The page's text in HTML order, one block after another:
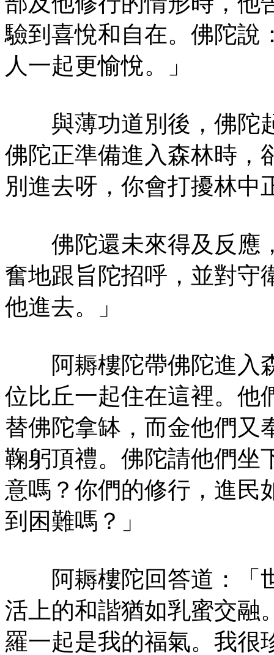
驗到喜悅和自在。佛陀說
人一起更愉悅。」
與薄功道別後，佛陀
佛陀正準備進入森林時，
別進去呀，你會打擾林中
佛陀還未來得及反應
奮地跟旨陀招呼，並對守
他進去。」
阿耨樓陀帶佛陀進入
位比丘一起住在這裡。他
替佛陀拿缽，而金他們又
鞠躬頂禮。佛陀請他們坐
意嗎？你們的修行，進民
到困難嗎？」
阿耨樓陀回答道：「
活上的和諧猶如乳蜜交融
羅一起是我的福氣。我很